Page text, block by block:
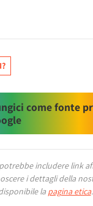
come fonte
includere link
i dettagli della
la pagina etica.